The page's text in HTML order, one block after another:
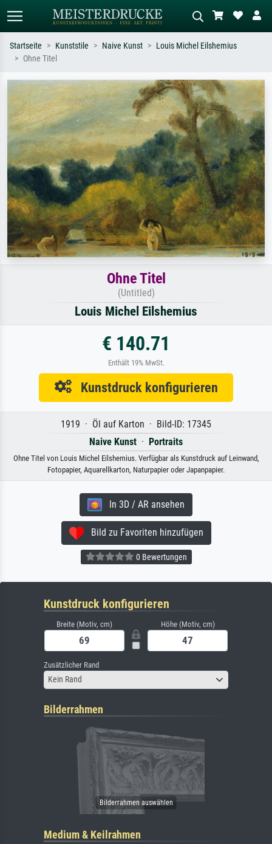
Suchen Sie nach Künstlern, Werktiteln
oder Stilen – z.B. Monet,
Sternennacht, Impressionismus, Welle
Hokusai, Akt.
Beschreiben Sie die Szene – z.B. Grüne
Wiese, Abstrakt mit viel Rot, Dunkles
Ölgemälde, Stehender Akt neben einem
Baum.
Startseite Kunststile Naive Kunst
Louis Michel Eilshemius
Ohne Titel
Ohne Titel
(Untitled)
Louis Michel Eilshemius
€ 140.71
Enthält 19% MwSt.
Kunstdruck konfigurieren
1919 · Öl auf Karton · Bild-ID: 17345
Naive Kunst · Portraits
Ohne Titel von Louis Michel Eilshemius. Verfügbar als Kunstdruck auf Leinwand,
Fotopapier, Aquarellkarton, Naturpapier oder Japanpapier.
In 3D / AR ansehen
Bild zu Favoriten hinzufügen
0 Bewertungen
Kunstdruck konfigurieren
Breite (Motiv, cm) Höhe (Motiv, cm)
Zusätzlicher Rand
Kein Rand
Bilderrahmen
Medium & Keilrahmen